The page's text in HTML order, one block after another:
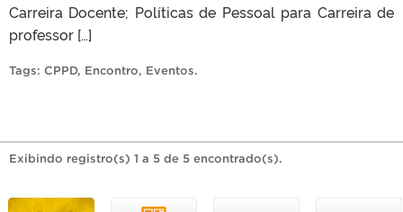
Carreira Docente; Políticas de Pessoal para Carreira de
professor […]
Tags: CPPD, Encontro, Eventos.
Exibindo registro(s) 1 a 5 de 5 encontrado(s).